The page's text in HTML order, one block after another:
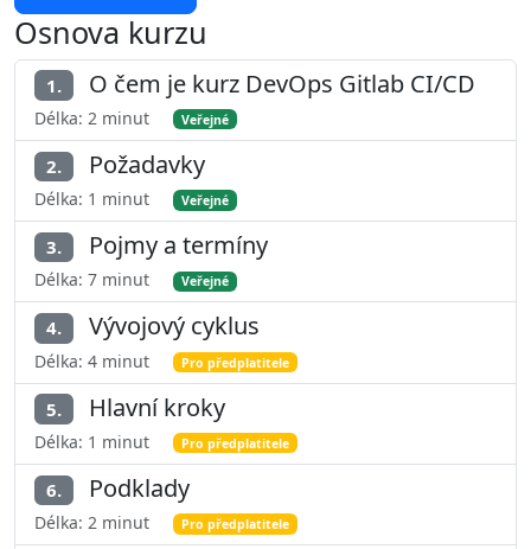
Osnova kurzu
1. O čem je kurz DevOps Gitlab CI/CD
Délka: 2 minut Veřejné
2. Požadavky
Délka: 1 minut Veřejné
3. Pojmy a termíny
Délka: 7 minut Veřejné
4. Vývojový cyklus
Délka: 4 minut Pro předplatitele
5. Hlavní kroky
Délka: 1 minut Pro předplatitele
6. Podklady
Délka: 2 minut Pro předplatitele